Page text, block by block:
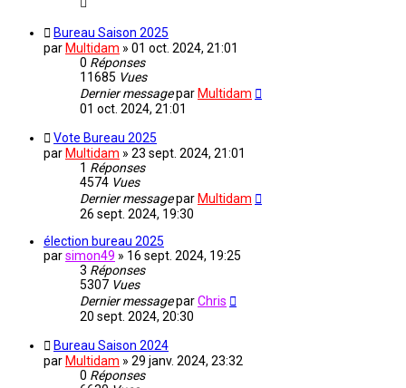
Bureau Saison 2025
par Multidam » 01 oct. 2024, 21:01
0 Réponses
11685 Vues
Dernier messagepar Multidam
01 oct. 2024, 21:01
Vote Bureau 2025
par Multidam » 23 sept. 2024, 21:01
1 Réponses
4574 Vues
Dernier messagepar Multidam
26 sept. 2024, 19:30
élection bureau 2025
parsimon49 » 16 sept. 2024, 19:25
3 Réponses
5307 Vues
Dernier messageparChris
20 sept. 2024, 20:30
Bureau Saison 2024
par Multidam » 29 janv. 2024, 23:32
0 Réponses